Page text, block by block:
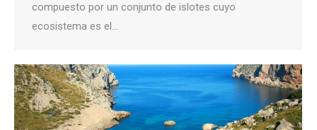
compuesto por un conjunto de islotes cuyo
ecosistema es el…